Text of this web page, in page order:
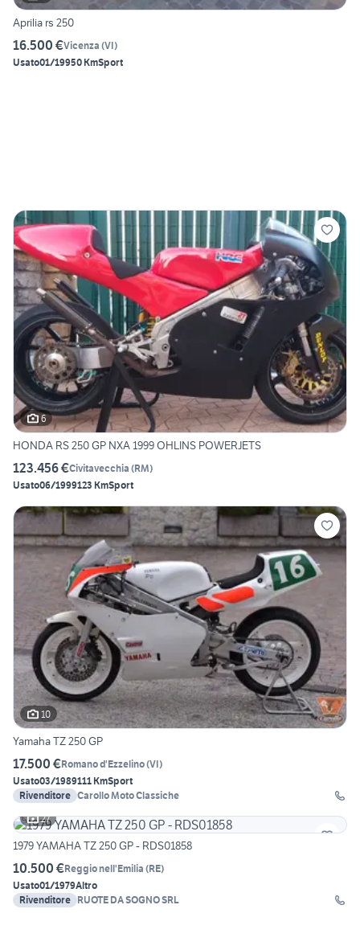
Aprilia rs 250
16.500 €Vicenza (VI)
Usato01/19950 KmSport
6
HONDA RS 250 GP NXA 1999 OHLINS POWERJETS
123.456 €Civitavecchia (RM)
Usato06/1999123 KmSport
10
Yamaha TZ 250 GP
17.500 €Romano d'Ezzelino(VI)
Usato03/1989111 KmSport
Rivenditore Carollo Moto Classiche
27
1979 YAMAHA TZ 250 GP - RDS01858
10.500 €Reggio nell'Emilia (RE)
Usato01/1979Altro
Rivenditore RUOTE DA SOGNO SRL